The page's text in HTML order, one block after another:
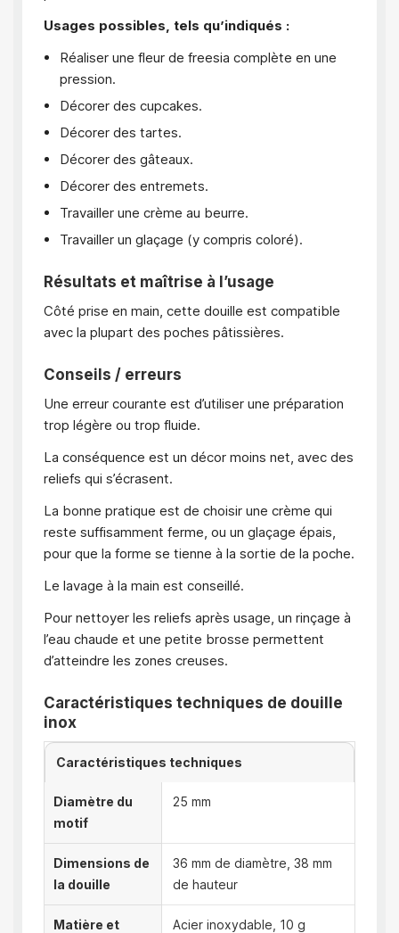
Usages possibles, tels qu’indiqués :
Réaliser une fleur de freesia complète en une
pression.
Décorer des cupcakes.
Décorer des tartes.
Décorer des gâteaux.
Décorer des entremets.
Travailler une crème au beurre.
Travailler un glaçage (y compris coloré).
Résultats et maîtrise à l’usage
Côté prise en main, cette douille est compatible
avec la plupart des poches pâtissières.
Conseils / erreurs
Une erreur courante est d’utiliser une préparation
trop légère ou trop fluide.
La conséquence est un décor moins net, avec des
reliefs qui s’écrasent.
La bonne pratique est de choisir une crème qui
reste suffisamment ferme, ou un glaçage épais,
pour que la forme se tienne à la sortie de la poche.
Le lavage à la main est conseillé.
Pour nettoyer les reliefs après usage, un rinçage à
l’eau chaude et une petite brosse permettent
d’atteindre les zones creuses.
Caractéristiques techniques de douille
inox
Caractéristiques techniques
Diamètre du
motif
25 mm
Dimensions de
la douille
36 mm de diamètre, 38 mm
de hauteur
Matière et
Acier inoxydable, 10 g